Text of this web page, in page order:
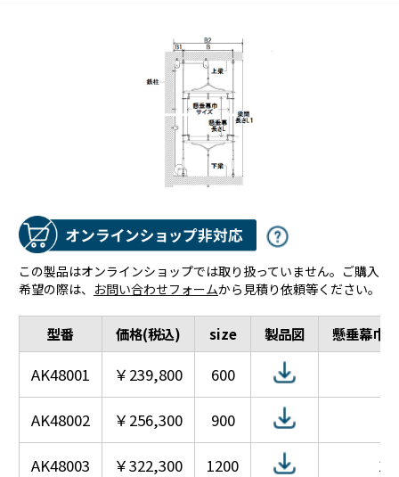
この製品はオンラインショップでは取り扱っていません。ご購入
希望の際は、 お問い合わせフォームから見積り依頼等ください。
型番
AK48001
AK48002
AK48003
価格(税込) size 製品図 懸垂幕巾
￥239,800 600
￥256,300 900
￥322,300 1200